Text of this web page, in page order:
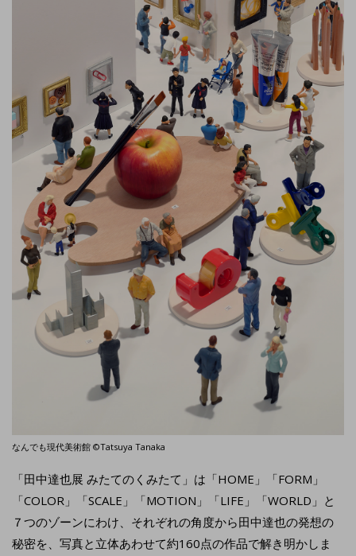
なんでも現代美術館 ©Tatsuya Tanaka
「田中達也展 みたてのくみたて」は「HOME」「FORM」
「COLOR」「SCALE」「MOTION」「LIFE」「WORLD」と
７つのゾーンにわけ、それぞれの角度から田中達也の発想の
秘密を、写真と立体あわせて約160点の作品で解き明かしま